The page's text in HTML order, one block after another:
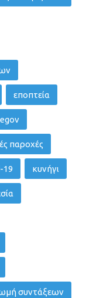
εποπτεία
παροχές
19 κυνήγι
συντάξεων